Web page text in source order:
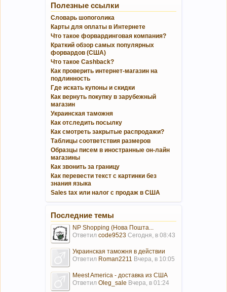
Полезные ссылки
Словарь шопоголика
Карты для оплаты в Интернете
Что такое форвардинговая компания?
Краткий обзор самых популярных
форвардов (США)
Что такое Cashback?
Как проверить интернет-магазин на
подлинность
Где искать купоны и скидки
Как вернуть покупку в зарубежный
магазин
Украинская таможня
Как отследить посылку
Как смотреть закрытые распродажи?
Таблицы соответствия размеров
Образцы писем в иностранные он-лайн
магазины
Как звонить за границу
Как перевести текст с картинки без
знания языка
Sales tax или налог с продаж в США
Последние темы
NP Shopping (Нова Пошта...
Ответил code9523 Сегодня, в 08:43
Украинская таможня в действии
Ответил Roman2211 Вчера, в 10:05
Meest America - доставка из США
Ответил Oleg_sale Вчера, в 01:24